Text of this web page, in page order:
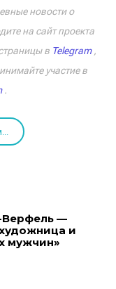
новости о
на сайт проекта
в Telegram,
участие в
.
—
и
мужчин»